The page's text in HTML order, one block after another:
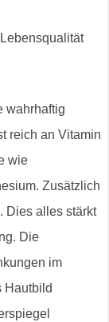
wahrhaftig
reich an Vitamin
wie
Zusätzlich
Dies alles stärkt
Die
im
Hautbild